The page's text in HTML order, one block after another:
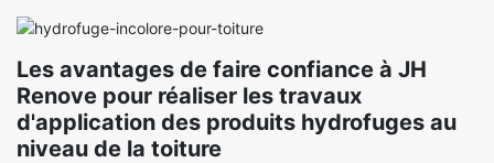
Les avantages de faire confiance à JH
Renove pour réaliser les travaux
d'application des produits hydrofuges au
niveau de la toiture